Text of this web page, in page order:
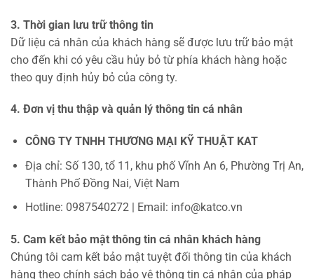
3. Thời gian lưu trữ thông tin
Dữ liệu cá nhân của khách hàng sẽ được lưu trữ bảo mật
cho đến khi có yêu cầu hủy bỏ từ phía khách hàng hoặc
theo quy định hủy bỏ của công ty.
4. Đơn vị thu thập và quản lý thông tin cá nhân
CÔNG TY TNHH THƯƠNG MẠI KỸ THUẬT KAT
Địa chỉ: Số 130, tổ 11, khu phố Vĩnh An 6, Phường Trị An,
Thành Phố Đồng Nai, Việt Nam
Hotline: 0987540272 | Email: info@katco.vn
5. Cam kết bảo mật thông tin cá nhân khách hàng
Chúng tôi cam kết bảo mật tuyệt đối thông tin của khách
hàng theo chính sách bảo vệ thông tin cá nhân của pháp